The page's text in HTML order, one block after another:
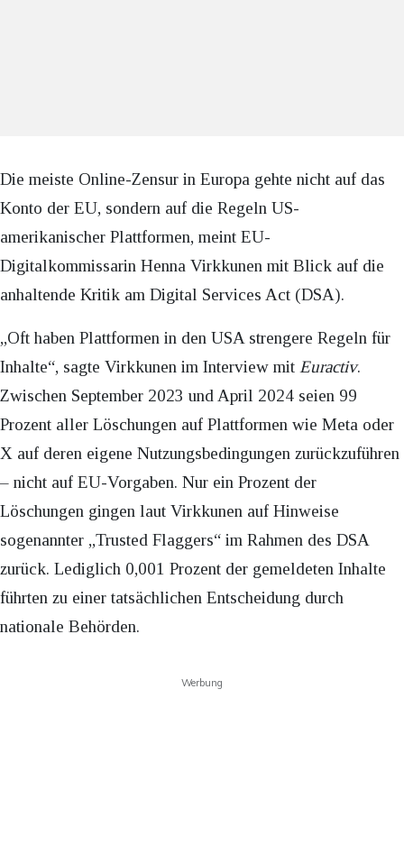
Die meiste Online-Zensur in Europa gehte nicht auf das
Konto der EU, sondern auf die Regeln US-
amerikanischer Plattformen, meint EU-
Digitalkommissarin Henna Virkkunen mit Blick auf die
anhaltende Kritik am Digital Services Act (DSA).
„Oft haben Plattformen in den USA strengere Regeln für
Inhalte“, sagte Virkkunen im Interview mit Euractiv.
Zwischen September 2023 und April 2024 seien 99
Prozent aller Löschungen auf Plattformen wie Meta oder
X auf deren eigene Nutzungsbedingungen zurückzuführen
– nicht auf EU-Vorgaben. Nur ein Prozent der
Löschungen gingen laut Virkkunen auf Hinweise
sogenannter „Trusted Flaggers“ im Rahmen des DSA
zurück. Lediglich 0,001 Prozent der gemeldeten Inhalte
führten zu einer tatsächlichen Entscheidung durch
nationale Behörden.
Werbung